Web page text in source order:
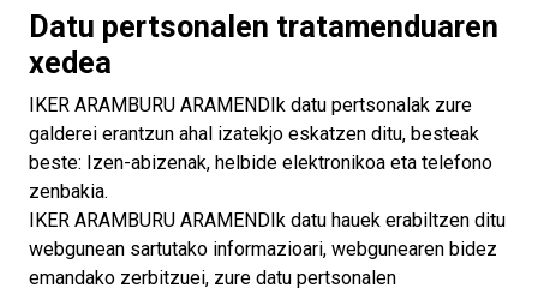
Datu pertsonalen tratamenduaren
xedea
IKER ARAMBURU ARAMENDIk datu pertsonalak zure
galderei erantzun ahal izatekjo eskatzen ditu, besteak
beste: Izen-abizenak, helbide elektronikoa eta telefono
zenbakia.
IKER ARAMBURU ARAMENDIk datu hauek erabiltzen ditu
webgunean sartutako informazioari, webgunearen bidez
emandako zerbitzuei, zure datu pertsonalen